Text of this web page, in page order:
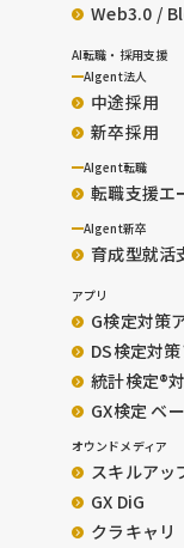
Web3.0 /
AI転職・採用支援
AIgent法人
中途採用
新卒採用
AIgent転職
転職支援エ
AIgent新卒
育成型就活
アプリ
G検定対策
DS検定対
統計検定®︎
GX検定 ベ
オウンドメディア
スキルア
GX DiG
クラキャリ